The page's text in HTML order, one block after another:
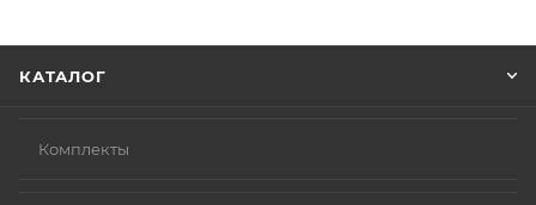
КАТАЛОГ
Комплекты